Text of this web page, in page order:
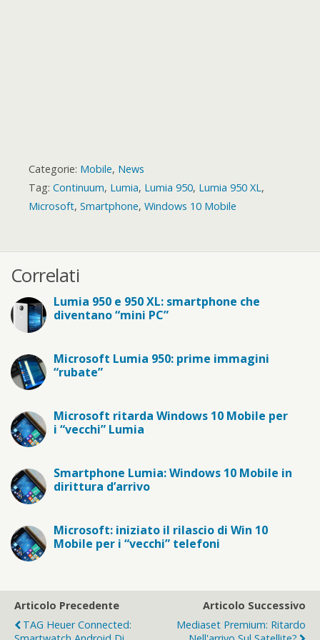
Categorie: Mobile, News
Tag: Continuum, Lumia, Lumia 950, Lumia 950 XL,
Microsoft, Smartphone, Windows 10 Mobile
Correlati
Lumia 950 e 950 XL: smartphone che
diventano “mini PC”
Microsoft Lumia 950: prime immagini
“rubate”
Microsoft ritarda Windows 10 Mobile per
i “vecchi” Lumia
Smartphone Lumia: Windows 10 Mobile in
dirittura d’arrivo
Microsoft: iniziato il rilascio di Win 10
Mobile per i “vecchi” telefoni
Articolo Precedente
TAG Heuer Connected:
Articolo Successivo
Mediaset Premium: Ritardo